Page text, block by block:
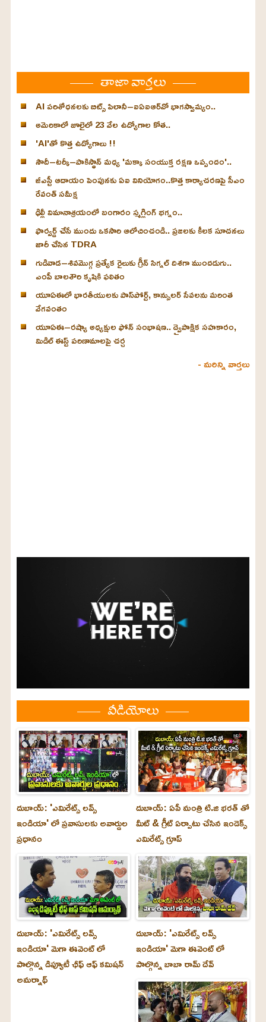
తాజా వార్తలు
AI పరిశోధనలకు బిట్స్ పిలానీ–ఐఏఐఆర్‌వో భాగస్వామ్యం..
అమెరికాలో జూలైలో 23 వేల ఉద్యోగాల కోత..
'AI'తో కొత్త ఉద్యోగాలు !!
సౌదీ–టర్కీ–పాకిస్థాన్ మధ్య 'మక్కా సంయుక్త రక్షణ ఒప్పందం'..
జీఎస్టీ ఆదాయం పెంపునకు ఏఐ వినియోగం..కొత్త కార్యాచరణపై సీఎం
రేవంత్ సమీక్ష
ఢిల్లీ విమానాశ్రయంలో బంగారం స్మగ్లింగ్ భగ్నం..
ఫార్వర్డ్ చేసే ముందు ఒకసారి ఆలోచించండి.. ప్రజలకు కీలక సూచనలు
జారీ చేసిన TDRA
గుడివాడ–శివమొగ్గ ప్రత్యేక రైలుకు గ్రీన్ సిగ్నల్ దిశగా ముందడుగు..
ఎంపీ బాలశౌరి కృషికి ఫలితం
యూఏఈలో భారతీయులకు పాస్‌పోర్ట్, కాన్సులర్ సేవలను మరింత
వేగవంతం
యూఏఈ–రష్యా అధ్యక్షుల ఫోన్ సంభాషణ.. ద్వైపాక్షిక సహకారం,
మిడిల్ ఈస్ట్ పరిణామాలపై చర్చ
- మరిన్ని వార్తలు
వీడియోలు
దుబాయ్: 'ఎమిరేట్స్ లవ్స్
ఇండియా' లో ప్రవాసులకు అవార్డుల
ప్రధానం
దుబాయ్: ఏపీ మంత్రి టి.జి భరత్ తో
మీట్ & గ్రీట్ ఏర్పాటు చేసిన ఇండెక్స్
ఎమిరేట్స్ గ్రూప్
దుబాయ్‌: 'ఎమిరేట్స్ లవ్స్
ఇండియా' మెగా ఈవెంట్ లో
పాల్గొన్న డిప్యూటీ ఛీఫ్ ఆఫ్ కమిషన్
అమర్నాథ్
దుబాయ్‌: 'ఎమిరేట్స్ లవ్స్
ఇండియా' మెగా ఈవెంట్ లో
పాల్గొన్న బాబా రామ్ దేవ్